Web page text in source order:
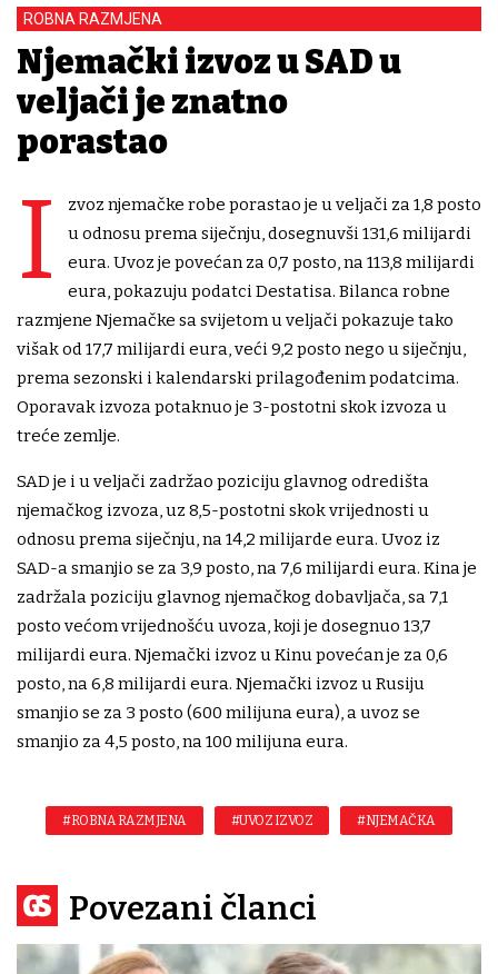
ROBNA RAZMJENA
Njemački izvoz u SAD u
veljači je znatno
porastao
I
zvoz njemačke robe porastao je u veljači za 1,8 posto
u odnosu prema siječnju, dosegnuvši 131,6 milijardi
eura. Uvoz je povećan za 0,7 posto, na 113,8 milijardi
eura, pokazuju podatci Destatisa. Bilanca robne
razmjene Njemačke sa svijetom u veljači pokazuje tako
višak od 17,7 milijardi eura, veći 9,2 posto nego u siječnju,
prema sezonski i kalendarski prilagođenim podatcima.
Oporavak izvoza potaknuo je 3-postotni skok izvoza u
treće zemlje.
SAD je i u veljači zadržao poziciju glavnog odredišta
njemačkog izvoza, uz 8,5-postotni skok vrijednosti u
odnosu prema siječnju, na 14,2 milijarde eura. Uvoz iz
SAD-a smanjio se za 3,9 posto, na 7,6 milijardi eura. Kina je
zadržala poziciju glavnog njemačkog dobavljača, sa 7,1
posto većom vrijednošću uvoza, koji je dosegnuo 13,7
milijardi eura. Njemački izvoz u Kinu povećan je za 0,6
posto, na 6,8 milijardi eura. Njemački izvoz u Rusiju
smanjio se za 3 posto (600 milijuna eura), a uvoz se
smanjio za 4,5 posto, na 100 milijuna eura.
#ROBNA RAZMJENA #UVOZ IZVOZ #NJEMAČKA
Povezani članci